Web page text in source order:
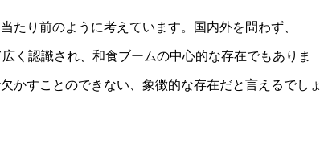
たり前のように考えています。国内外を問わず、
く認識され、和食ブームの中心的な存在でもありま
かすことのできない、象徴的な存在だと言えるでしょ